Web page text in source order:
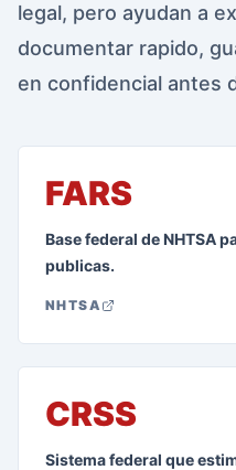
legal, pero ayudan a
documentar rapido,
en confidencial antes
FARS
Base federal de NHTSA
publicas.
NHTSA
CRSS
Sistema federal que